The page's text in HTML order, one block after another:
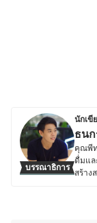
บรรณาธิการ
นักเขี
ธน
คุณพีท
ดื่มแล
สร้าง